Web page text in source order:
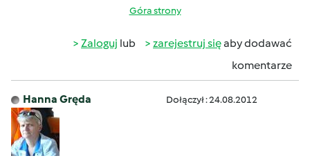
Góra strony
Zaloguj lub zarejestruj sięaby dodawać
komentarze
Hanna Gręda Dołączył : 24.08.2012